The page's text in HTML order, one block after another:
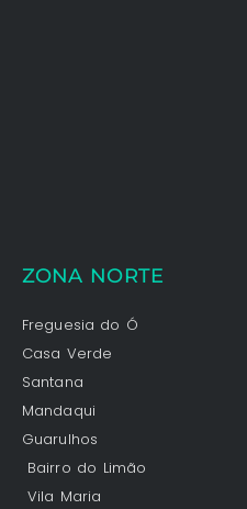
ZONA NORTE
Freguesia do Ó
Casa Verde
Santana
Mandaqui
Guarulhos
Bairro do Limão
Vila Maria